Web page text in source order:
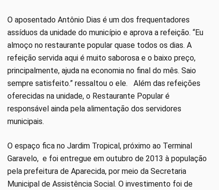
O aposentado Antônio Dias é um dos frequentadores
assíduos da unidade do município e aprova a refeição. “Eu
almoço no restaurante popular quase todos os dias. A
refeição servida aqui é muito saborosa e o baixo preço,
principalmente, ajuda na economia no final do mês. Saio
sempre satisfeito.” ressaltou o ele. Além das refeições
oferecidas na unidade, o Restaurante Popular é
responsável ainda pela alimentação dos servidores
municipais.
O espaço fica no Jardim Tropical, próximo ao Terminal
Garavelo, e foi entregue em outubro de 2013 à população
pela prefeitura de Aparecida, por meio da Secretaria
Municipal de Assistência Social. O investimento foi de